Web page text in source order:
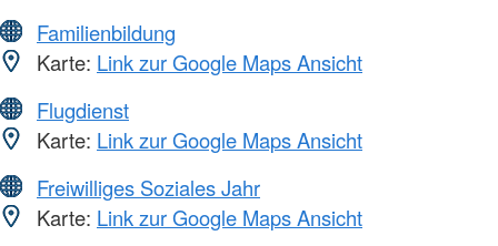
Familienbildung
Karte: Link zur Google Maps Ansicht
Flugdienst
Karte: Link zur Google Maps Ansicht
Freiwilliges Soziales Jahr
Karte: Link zur Google Maps Ansicht